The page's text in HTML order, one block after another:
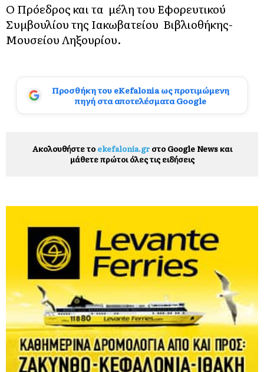
Ο Πρόεδρος και τα μέλη του Εφορευτικού
Συμβουλίου της Ιακωβατείου Βιβλιοθήκης-
Μουσείου Ληξουρίου.
Προσθήκη του eKefalonia ως προτιμώμενη
πηγή στα αποτελέσματα Google
Ακολουθήστε το ekefalonia.grστο Google News και
μάθετε πρώτοι όλες τις ειδήσεις